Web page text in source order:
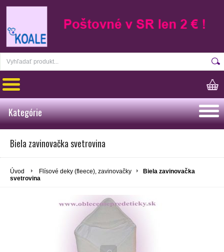
Kategórie
Biela zavinovačka svetrovina
Úvod Flísové deky (fleece), zavinovačky
Biela zavinovačka
svetrovina